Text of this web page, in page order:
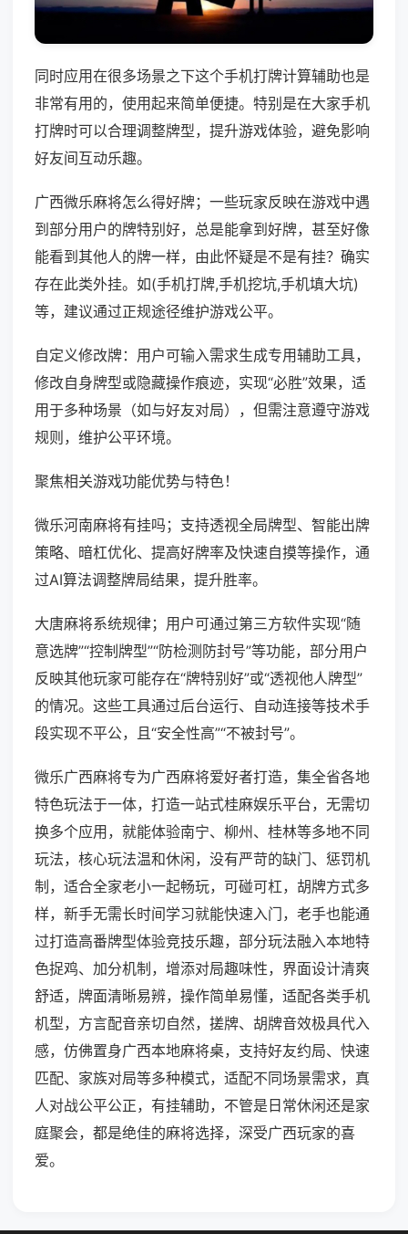
同时应用在很多场景之下这个手机打牌计算辅助也是
非常有用的，使用起来简单便捷。特别是在大家手机
打牌时可以合理调整牌型，提升游戏体验，避免影响
好友间互动乐趣。
广西微乐麻将怎么得好牌；一些玩家反映在游戏中遇
到部分用户的牌特别好，总是能拿到好牌，甚至好像
能看到其他人的牌一样，由此怀疑是不是有挂？确实
存在此类外挂。如(手机打牌,手机挖坑,手机填大坑)
等，建议通过正规途径维护游戏公平。
自定义修改牌：用户可输入需求生成专用辅助工具，
修改自身牌型或隐藏操作痕迹，实现“必胜”效果，适
用于多种场景（如与好友对局），但需注意遵守游戏
规则，维护公平环境。
聚焦相关游戏功能优势与特色！
微乐河南麻将有挂吗；支持透视全局牌型、智能出牌
策略、暗杠优化、提高好牌率及快速自摸等操作，通
过AI算法调整牌局结果，提升胜率。
大唐麻将系统规律；用户可通过第三方软件实现“随
意选牌”“控制牌型”“防检测防封号”等功能，部分用户
反映其他玩家可能存在“牌特别好”或“透视他人牌型”
的情况。这些工具通过后台运行、自动连接等技术手
段实现不平公，且“安全性高”“不被封号”。
微乐广西麻将专为广西麻将爱好者打造，集全省各地
特色玩法于一体，打造一站式桂麻娱乐平台，无需切
换多个应用，就能体验南宁、柳州、桂林等多地不同
玩法，核心玩法温和休闲，没有严苛的缺门、惩罚机
制，适合全家老小一起畅玩，可碰可杠，胡牌方式多
样，新手无需长时间学习就能快速入门，老手也能通
过打造高番牌型体验竞技乐趣，部分玩法融入本地特
色捉鸡、加分机制，增添对局趣味性，界面设计清爽
舒适，牌面清晰易辨，操作简单易懂，适配各类手机
机型，方言配音亲切自然，搓牌、胡牌音效极具代入
感，仿佛置身广西本地麻将桌，支持好友约局、快速
匹配、家族对局等多种模式，适配不同场景需求，真
人对战公平公正，有挂辅助，不管是日常休闲还是家
庭聚会，都是绝佳的麻将选择，深受广西玩家的喜
爱。